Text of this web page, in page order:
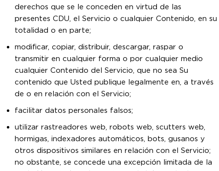
derechos que se le conceden en virtud de las
presentes CDU, el Servicio o cualquier Contenido, en su
totalidad o en parte;
modificar, copiar, distribuir, descargar, raspar o
transmitir en cualquier forma o por cualquier medio
cualquier Contenido del Servicio, que no sea Su
contenido que Usted publique legalmente en, a través
de o en relación con el Servicio;
facilitar datos personales falsos;
utilizar rastreadores web, robots web, scutters web,
hormigas, indexadores automáticos, bots, gusanos y
otros dispositivos similares en relación con el Servicio;
no obstante, se concede una excepción limitada de la